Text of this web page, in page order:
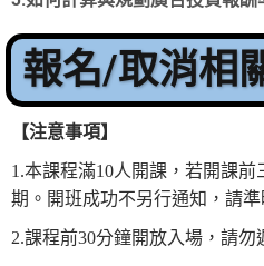
報名/取消相
【注意事項】
1.本課程滿10人開課，若開課
期。開班成功不另行通知，請準
2.課程前30分鐘開放入場，請勿